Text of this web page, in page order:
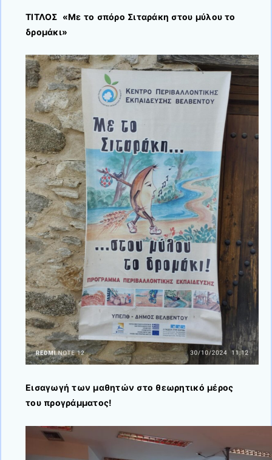
ΤΙΤΛΟΣ «Με το σπόρο Σιταράκη στου μύλου το
δρομάκι»
Εισαγωγή των μαθητών στο θεωρητικό μέρος
του προγράμματος!